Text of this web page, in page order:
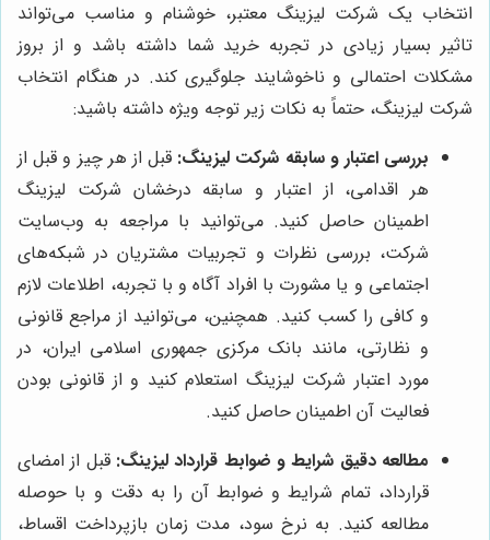
انتخاب یک شرکت لیزینگ معتبر، خوشنام و مناسب می‌تواند
تاثیر بسیار زیادی در تجربه خرید شما داشته باشد و از بروز
مشکلات احتمالی و ناخوشایند جلوگیری کند. در هنگام انتخاب
شرکت لیزینگ، حتماً به نکات زیر توجه ویژه داشته باشید:
بررسی اعتبار و سابقه شرکت لیزینگ: قبل از هر چیز و قبل از
هر اقدامی، از اعتبار و سابقه درخشان شرکت لیزینگ
اطمینان حاصل کنید. می‌توانید با مراجعه به وب‌سایت
شرکت، بررسی نظرات و تجربیات مشتریان در شبکه‌های
اجتماعی و یا مشورت با افراد آگاه و با تجربه، اطلاعات لازم
و کافی را کسب کنید. همچنین، می‌توانید از مراجع قانونی
و نظارتی، مانند بانک مرکزی جمهوری اسلامی ایران، در
مورد اعتبار شرکت لیزینگ استعلام کنید و از قانونی بودن
فعالیت آن اطمینان حاصل کنید.
مطالعه دقیق شرایط و ضوابط قرارداد لیزینگ: قبل از امضای
قرارداد، تمام شرایط و ضوابط آن را به دقت و با حوصله
مطالعه کنید. به نرخ سود، مدت زمان بازپرداخت اقساط،